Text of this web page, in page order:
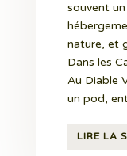
souvent
nature, et
Dans les
Au Diable
un pod,
LIRE LA